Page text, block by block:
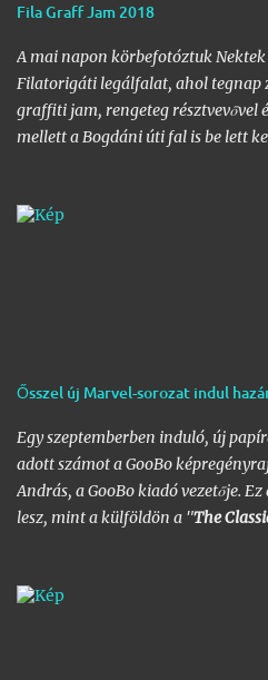
Fila Graff Jam 2018
A mai napon körbefotóztuk Nektek
Filatorigáti legálfalat, ahol tegnap
graffiti jam, rengeteg résztvevővel
mellett a Bogdáni úti fal is be lett
graffiti jam rajzaival!
Ősszel új Marvel-sorozat indul
Egy szeptemberben induló, új
adott számot a GooBo
András, a GooBo kiadó vezetője.
lesz, mint a külföldön a "The
életpályájáról, egy róla mintázott